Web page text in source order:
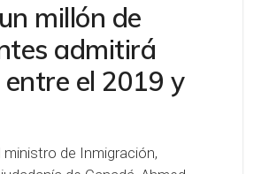
millón de
admitirá
el 2019 y
ministro de Inmigración,